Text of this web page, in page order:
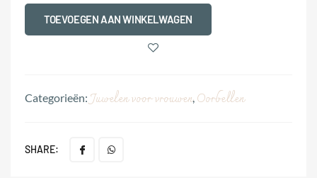
TOEVOEGEN AAN WINKELWAGEN
Categorieën: Juwelen voor vrouwen, Oorbellen
SHARE: